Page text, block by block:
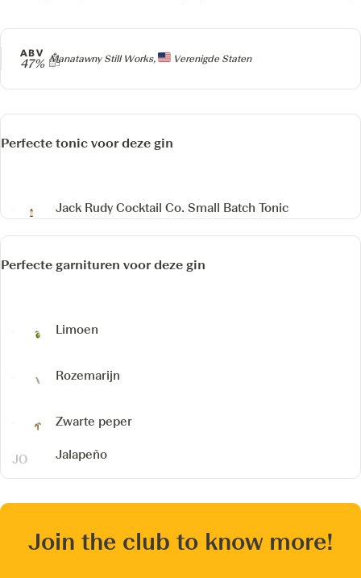
Producer
Manatawny Still Works, Verenigde Staten
ABV
47%
Perfecte tonic voor deze gin
Jack Rudy Cocktail Co. Small Batch Tonic
Perfecte garnituren voor deze gin
Limoen
Rozemarijn
Zwarte peper
Jalapeño
Join the club to know more!